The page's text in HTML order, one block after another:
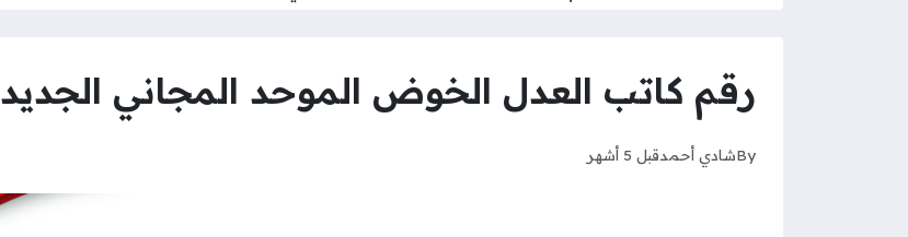
رقم كاتب العدل الخوض الموحد المجاني الجديد
Byشادي أحمدقبل 5 أشهر